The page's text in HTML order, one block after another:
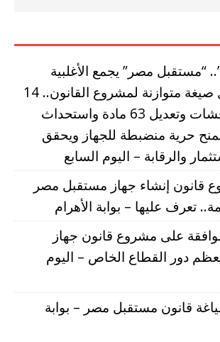
“مستقبل مصر” يجمع الأغلبية
والمعارضة حول صيغة متوازنة لمشروع القانون.. 14
ساعة من المناقشات وتعديل 63 مادة واستحداث
حرية منضبطة للجهاز ويحقق
والرقابة – اليوم السابع
قانون إنشاء جهاز مستقبل مصر
تعرف عليها – بوابة الأهرام
على مشروع قانون جهاز
دور القطاع الخاص – اليوم
قانون مستقبل مصر – بوابة